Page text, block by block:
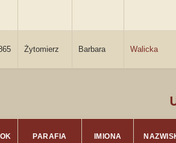
Żytomierz Barbara Walicka
PARAFIA IMIONA